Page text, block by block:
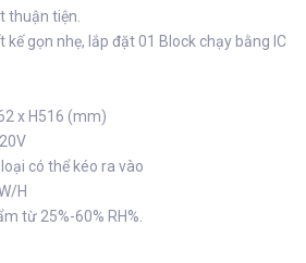
thuận tiện.
gọn nhẹ, lắp đặt 01 Block chạy bằng IC
x H516 (mm)
có thể kéo ra vào
H
từ 25%-60% RH%.